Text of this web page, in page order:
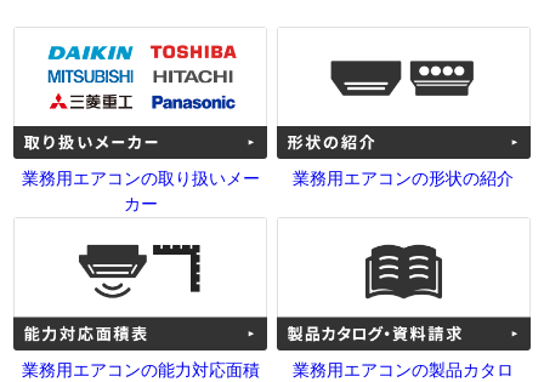
業務用エアコンの取り扱いメー
カー
業務用エアコンの形状の紹介
業務用エアコンの能力対応面積
業務用エアコンの製品カタロ